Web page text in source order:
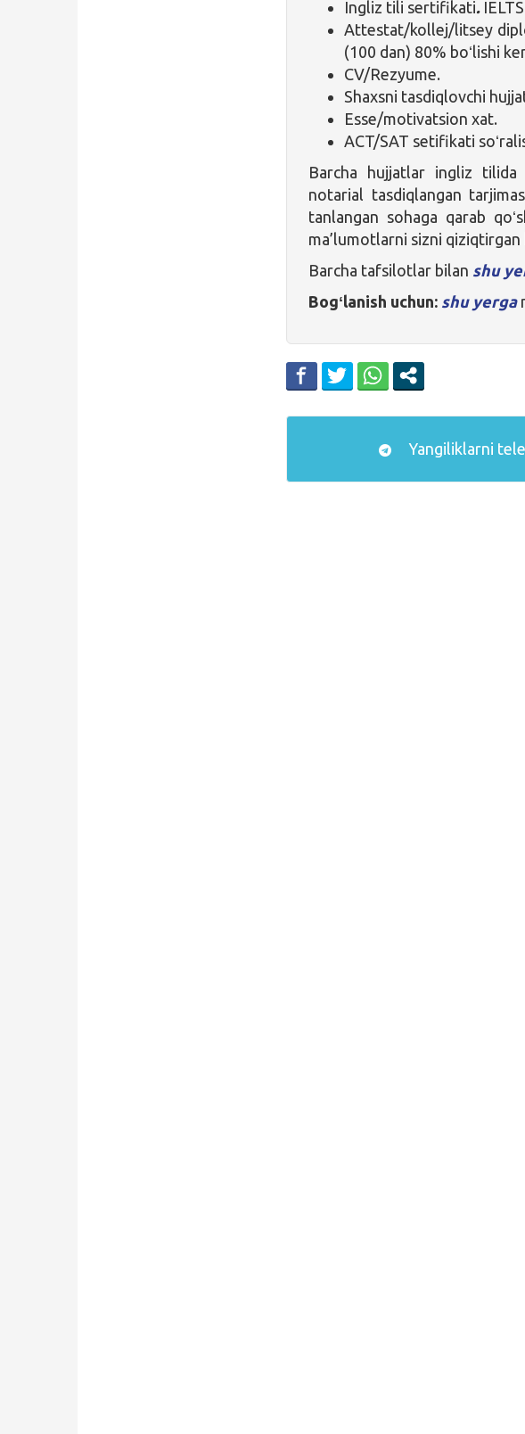
Ingliz tili sertifikati.
Attestat/kollej/litsey
(100 dan) 80% boʻlishi
CV/Rezyume.
Shaxsni tasdiqlovchi
Esse/motivatsion xat.
ACT/SAT setifikati
Barcha hujjatlar ingliz tilida
notarial tasdiqlangan
tanlangan sohaga qarab
ma’lumotlarni sizni
Barcha tafsilotlar bilan shu
Bogʻlanish uchun: shu yerga
Yangiliklarni